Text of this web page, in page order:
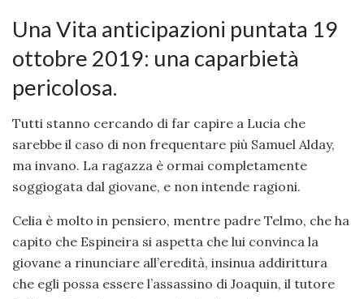
Una Vita anticipazioni puntata 19
ottobre 2019: una caparbietà
pericolosa.
Tutti stanno cercando di far capire a Lucia che
sarebbe il caso di non frequentare più Samuel Alday,
ma invano. La ragazza è ormai completamente
soggiogata dal giovane, e non intende ragioni.
Celia è molto in pensiero, mentre padre Telmo, che ha
capito che Espineira si aspetta che lui convinca la
giovane a rinunciare all’eredità, insinua addirittura
che egli possa essere l’assassino di Joaquin, il tutore